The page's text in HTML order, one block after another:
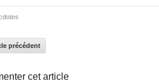
précédent
cet article